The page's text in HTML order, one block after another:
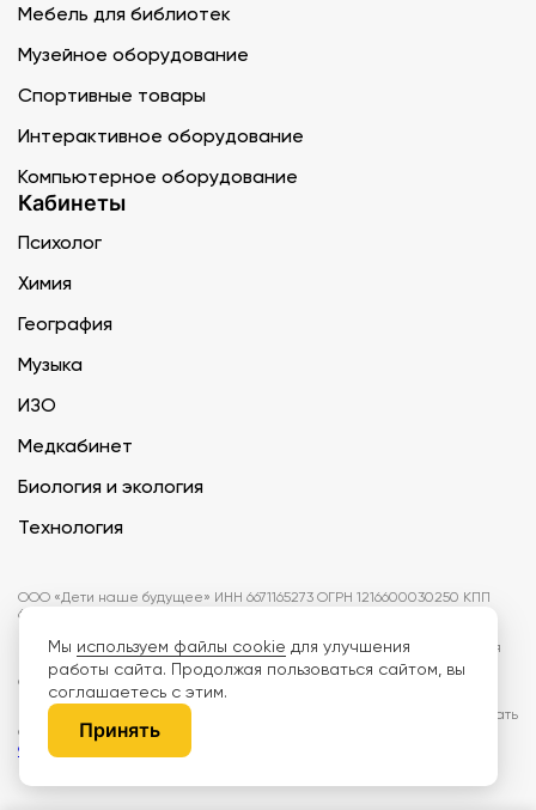
Мебель для библиотек
Музейное оборудование
Спортивные товары
Интерактивное оборудование
Компьютерное оборудование
Кабинеты
Психолог
Химия
География
Музыка
ИЗО
Медкабинет
Биология и экология
Технология
ООО «Дети наше будущее» ИНН 6671165273 ОГРН 1216600030250 КПП
667101001 БИК 046577674
Информация на сайте не является публичной офертой. Изображения
могут отличаться от поставляемых товаров. Поставщик оставляет за
собой право изменить цены и характеристики товаров без
предварительного уведомления заказчика, если это не влияет на
качество поставляемой продукции. Мы используем cookie, чтобы делать
сайт лучше. Пользуясь сайтом, вы соглашаетесь с
обработки персональных данных и политикой конфиденциальности.
Мы используем файлы cookie для улучшения
работы сайта. Продолжая пользоваться сайтом, вы
соглашаетесь с этим.
Принять